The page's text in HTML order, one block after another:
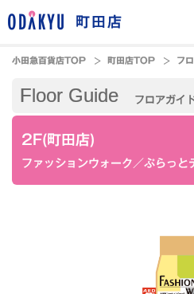
町田店
小田急百貨店TOP 町田店TOP フ
Floor Guide フロアガイ
2F(町田店)
ファッションウォーク／ぷらっと